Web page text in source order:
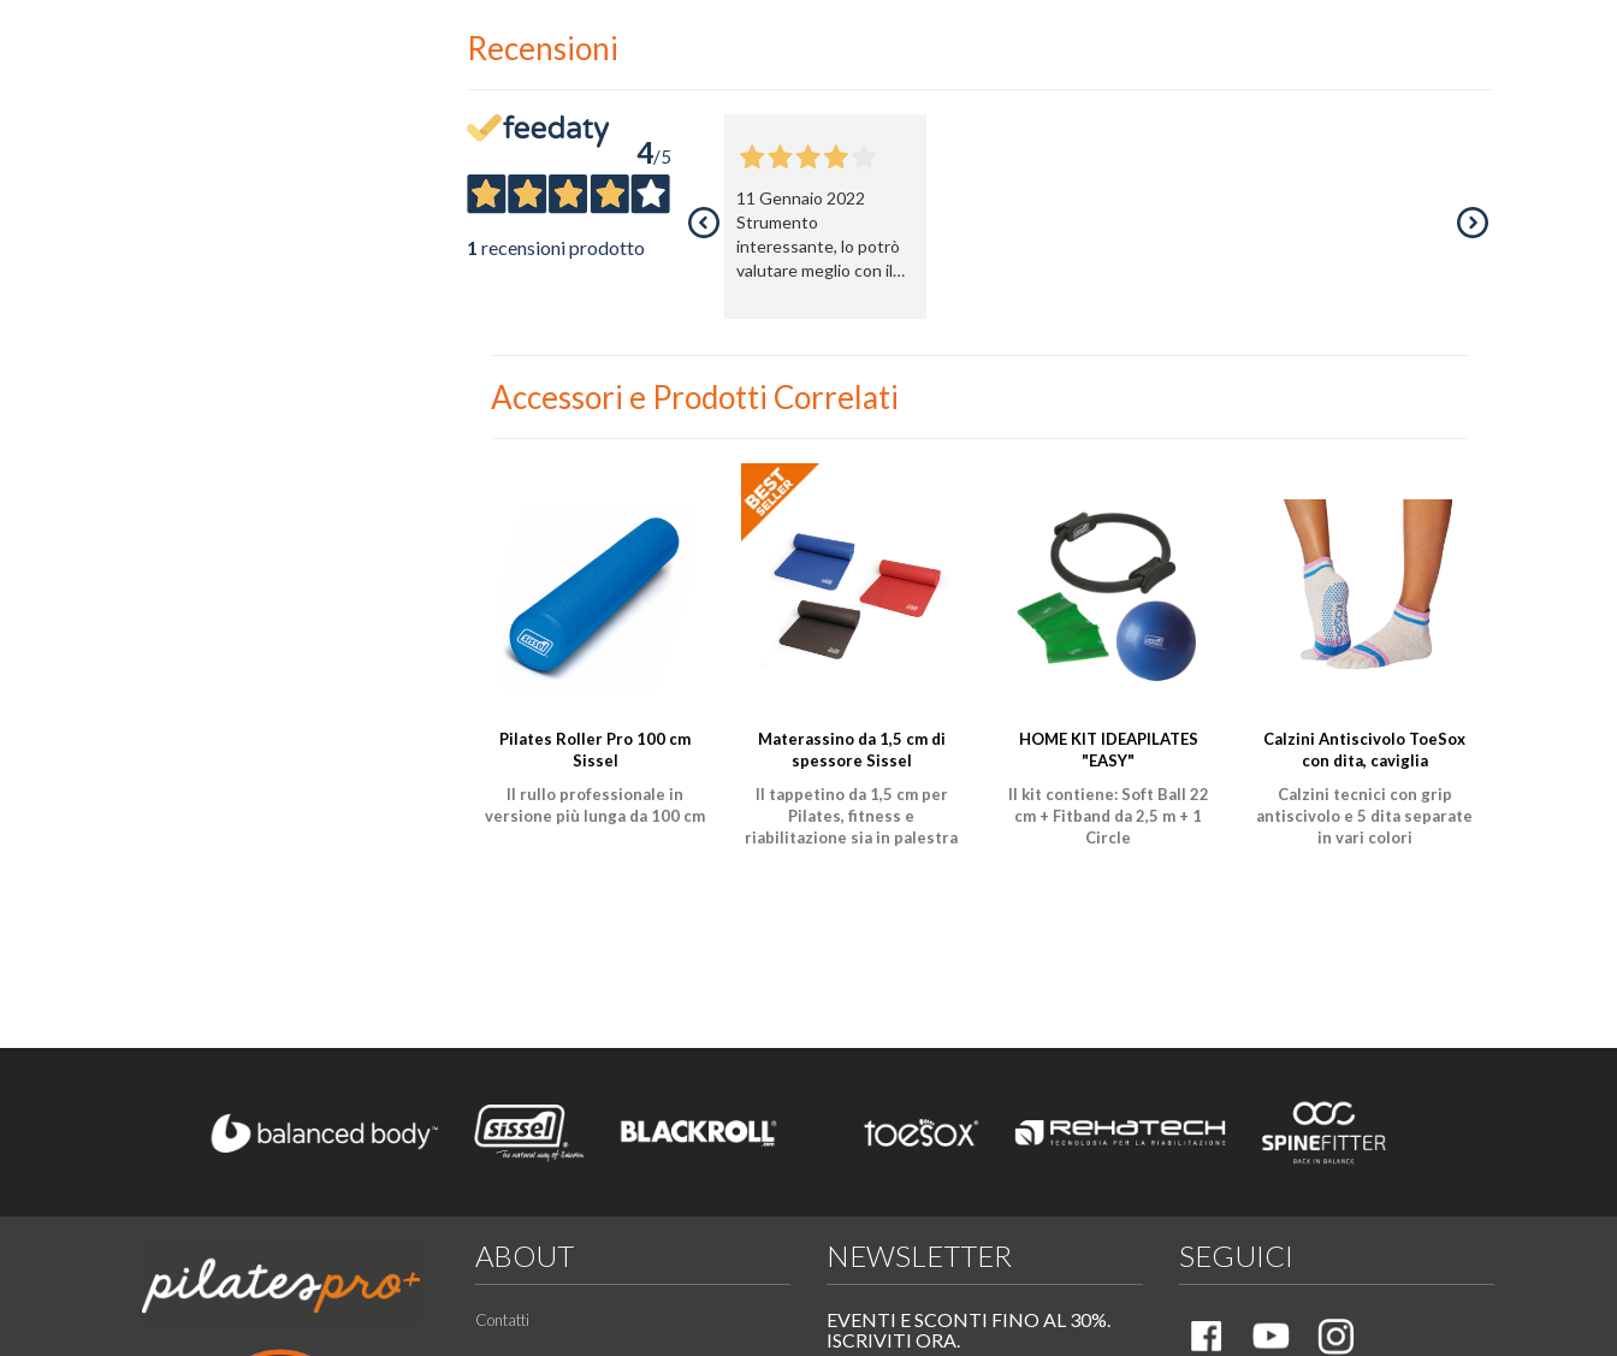
Recensioni
4/5
1 recensioni prodotto
11 Gennaio 2022
Strumento
interessante, lo potrò
valutare meglio con il
Accessori e Prodotti Correlati
Pilates Roller Pro 100 cm
Sissel
Il rullo professionale in
versione più lunga da 100 cm
Materassino da 1,5 cm di
spessore Sissel
Il tappetino da 1,5 cm per
Pilates, fitness e
riabilitazione sia in palestra
HOME KIT IDEAPILATES
"EASY"
Il kit contiene: Soft Ball 22
cm + Fitband da 2,5 m + 1
Circle
Calzini Antiscivolo ToeSox
con dita, caviglia
Calzini tecnici con grip
antiscivolo e 5 dita separate
in vari colori
ABOUT
Contatti
NEWSLETTER
EVENTI E SCONTI FINO AL 30%.
ISCRIVITI ORA.
SEGUICI